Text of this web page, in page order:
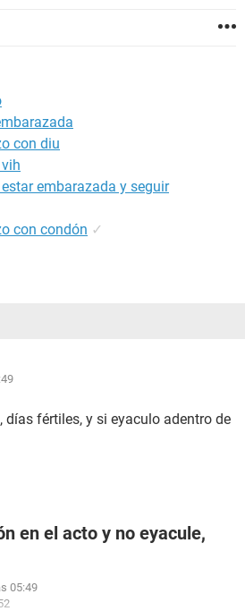
con diu
embarazada y seguir
con condón ✓
días fértiles, y si eyaculo adentro de
en el acto y no eyacule,
05:49